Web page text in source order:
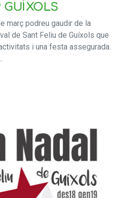
GUÍXOLS
març podreu gaudir de la
de Sant Feliu de Guíxols que
i una festa assegurada.